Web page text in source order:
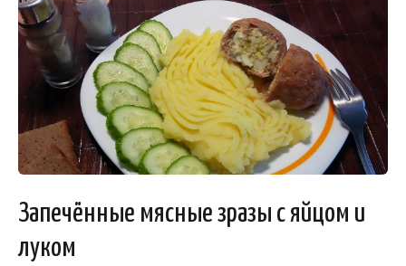
Запечённые мясные зразы с яйцом и
луком